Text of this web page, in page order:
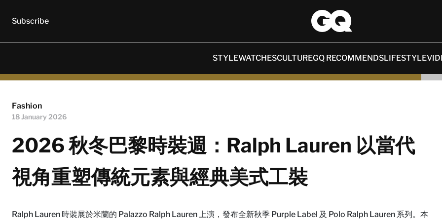
Subscribe
STYLEWATCHESCULTUREGQ RECOMMENDSLIFESTYLE
Fashion
18 January 2026
2026 秋冬巴黎時裝週：Ralph Lauren 以當代
視角重塑傳統元素與經典美式工裝
Ralph Lauren 時裝展於米蘭的 Palazzo Ralph Lauren 上演，發布全新秋季 Purple Label 及 Polo Ralph Lauren 系列。本